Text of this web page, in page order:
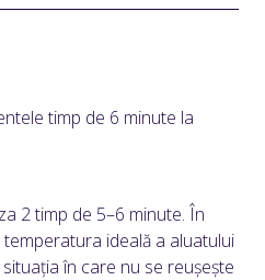
timp de 6 minute la
2 timp de 5–6 minute. În
ideală a aluatului
în care nu se reușește